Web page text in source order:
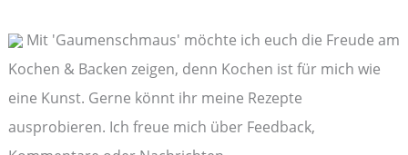
a
h
:
Mit 'Gaumenschmaus' möchte ich euch die Freude am
Kochen & Backen zeigen, denn Kochen ist für mich wie
eine Kunst. Gerne könnt ihr meine Rezepte
ausprobieren. Ich freue mich über Feedback,